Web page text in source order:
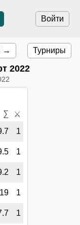
Войти
→ Турниры
2022
∑ ⚔
1
1
1
19 1
1